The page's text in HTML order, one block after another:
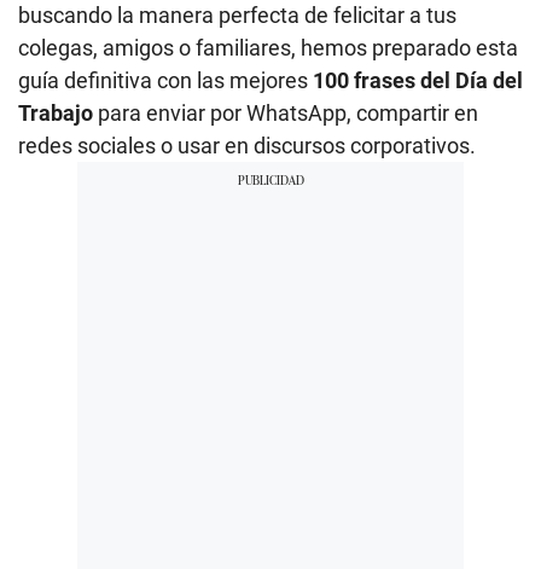
buscando la manera perfecta de felicitar a tus
colegas, amigos o familiares, hemos preparado esta
guía definitiva con las mejores 100 frases del Día del
Trabajo para enviar por WhatsApp, compartir en
redes sociales o usar en discursos corporativos.